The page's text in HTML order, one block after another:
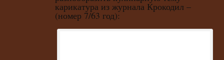
карикатура из журнала Крокодил –
(номер 7/63 год):